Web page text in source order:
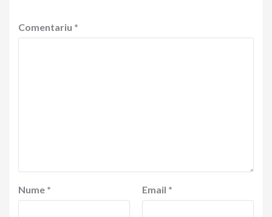
Comentariu *
Nume * Email *